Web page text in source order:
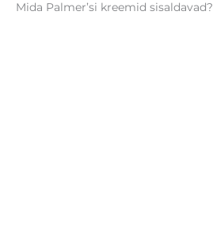
Mida Palmer’si kreemid sisaldavad?